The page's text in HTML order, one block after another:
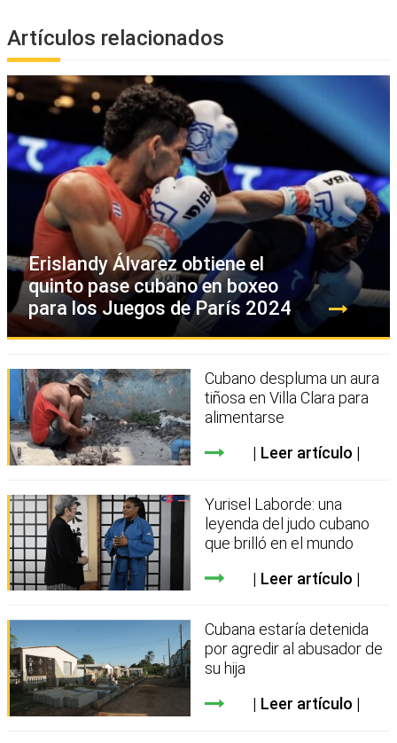
Artículos relacionados
Erislandy Álvarez obtiene el
quinto pase cubano en boxeo
para los Juegos de París 2024
Cubano despluma un aura
tiñosa en Villa Clara para
alimentarse
Leer artículo
Yurisel Laborde: una
leyenda del judo cubano
que brilló en el mundo
Leer artículo
Cubana estaría detenida
por agredir al abusador de
su hija
Leer artículo